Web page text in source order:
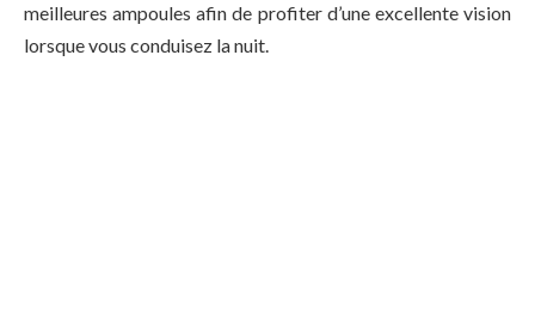
meilleures ampoules afin de profiter d’une excellente vision
lorsque vous conduisez la nuit.